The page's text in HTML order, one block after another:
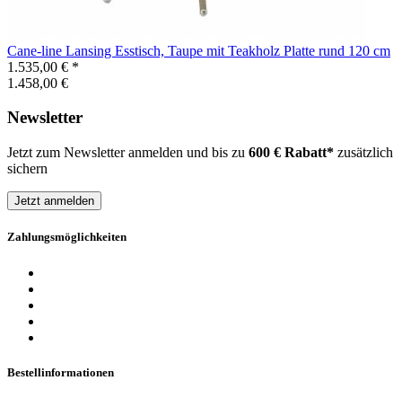
Cane-line Lansing Esstisch, Taupe mit Teakholz Platte rund 120 cm
1.535,00 € *
1.458,00 €
Newsletter
Jetzt zum Newsletter anmelden und bis zu 600 € Rabatt* zusätzlich
sichern
Jetzt anmelden
Zahlungsmöglichkeiten
Bestellinformationen